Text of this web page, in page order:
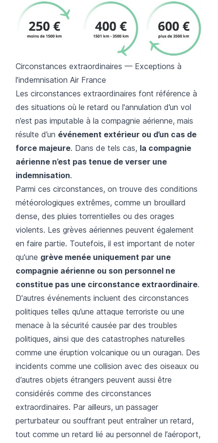
Circonstances extraordinaires — Exceptions à
l’indemnisation Air France
Les circonstances extraordinaires font référence à
des situations où le retard ou l'annulation d’un vol
n’est pas imputable à la compagnie aérienne, mais
résulte d’un événement extérieur ou d’un cas de
force majeure. Dans de tels cas, la compagnie
aérienne n’est pas tenue de verser une
indemnisation.
Parmi ces circonstances, on trouve des conditions
météorologiques extrêmes, comme un brouillard
dense, des pluies torrentielles ou des orages
violents. Les grèves aériennes peuvent également
en faire partie. Toutefois, il est important de noter
qu'une grève menée uniquement par une
compagnie aérienne ou son personnel ne
constitue pas une circonstance extraordinaire.
D'autres événements incluent des circonstances
politiques telles qu’une attaque terroriste ou une
menace à la sécurité causée par des troubles
politiques, ainsi que des catastrophes naturelles
comme une éruption volcanique ou un ouragan. Des
incidents comme une collision avec des oiseaux ou
d’autres objets étrangers peuvent aussi être
considérés comme des circonstances
extraordinaires. Par ailleurs, un passager
perturbateur ou souffrant peut entraîner un retard,
tout comme un retard lié au personnel de l’aéroport,